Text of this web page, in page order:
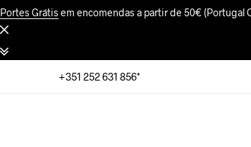
Portes Grátisem encomendas a partir de 50€ (Portugal
+351 252 631 856*